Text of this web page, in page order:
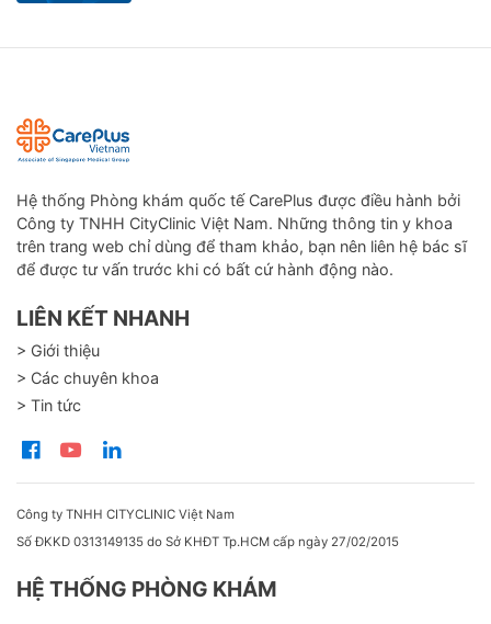
Hệ thống Phòng khám quốc tế CarePlus được điều hành bởi
Công ty TNHH CityClinic Việt Nam. Những thông tin y khoa
trên trang web chỉ dùng để tham khảo, bạn nên liên hệ bác sĩ
để được tư vấn trước khi có bất cứ hành động nào.
LIÊN KẾT NHANH
> Giới thiệu
> Các chuyên khoa
> Tin tức
Công ty TNHH CITYCLINIC Việt Nam
Số ĐKKD 0313149135 do Sở KHĐT Tp.HCM cấp ngày 27/02/2015
HỆ THỐNG PHÒNG KHÁM